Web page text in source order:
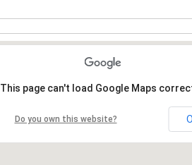
This page can't load Google Maps
Do you own this website?